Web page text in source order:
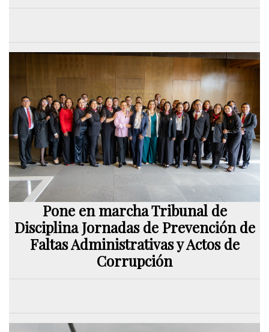
Pone en marcha Tribunal de
Disciplina Jornadas de Prevención de
Faltas Administrativas y Actos de
Corrupción